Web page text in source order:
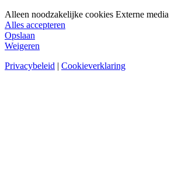
Alleen noodzakelijke cookies Externe media
Alles accepteren
Opslaan
Weigeren
Privacybeleid | Cookieverklaring